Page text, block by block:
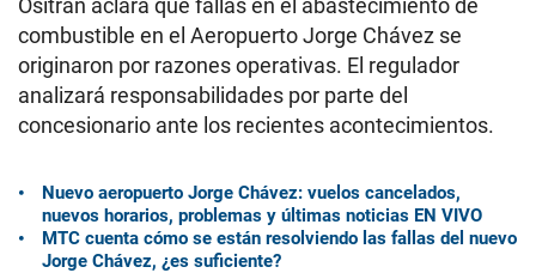
Ositrán aclara que fallas en el abastecimiento de
combustible en el Aeropuerto Jorge Chávez se
originaron por razones operativas. El regulador
analizará responsabilidades por parte del
concesionario ante los recientes acontecimientos.
Nuevo aeropuerto Jorge Chávez: vuelos cancelados,
nuevos horarios, problemas y últimas noticias EN VIVO
MTC cuenta cómo se están resolviendo las fallas del nuevo
Jorge Chávez, ¿es suficiente?